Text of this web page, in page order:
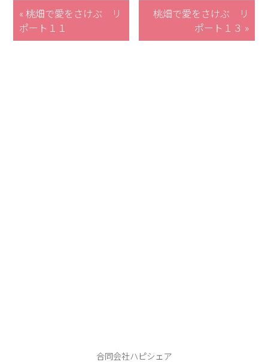
« 桃畑で愛をさけぶ リ
ポート１１
桃畑で愛をさけぶ リ
ポート１３ »
合同会社ハピシェア